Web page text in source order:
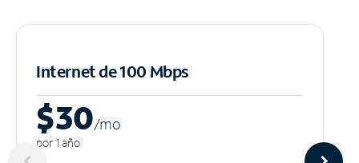
Internet de 100 Mbps
$30/mo
por 1 año